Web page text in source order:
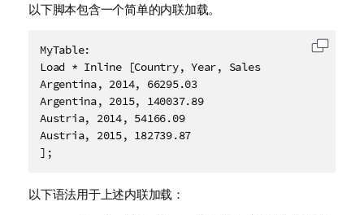
以下脚本包含一个简单的内联加载。
MyTable:
Load * Inline [Country, Year, Sales
Argentina, 2014, 66295.03
Argentina, 2015, 140037.89
Austria, 2014, 54166.09
Austria, 2015, 182739.87
];
复制代
以下语法用于上述内联加载：